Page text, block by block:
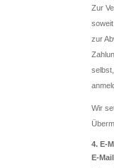
Zur
zur
Wir
4. E-
E-